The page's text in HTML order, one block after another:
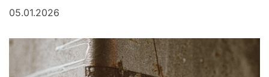
а
п
05.01.2026